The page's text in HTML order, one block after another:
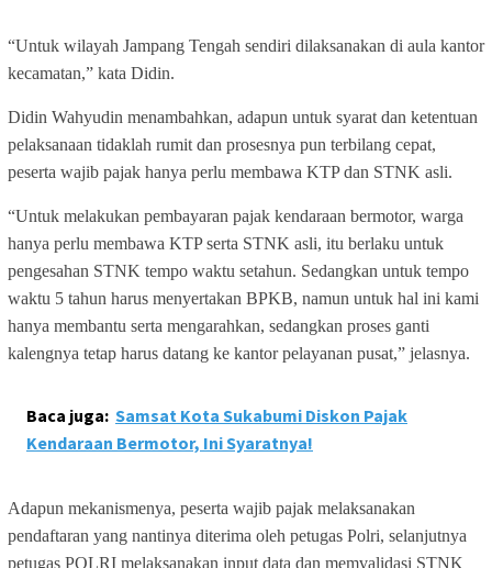
“Untuk wilayah Jampang Tengah sendiri dilaksanakan di aula kantor
kecamatan,” kata Didin.
Didin Wahyudin menambahkan, adapun untuk syarat dan ketentuan
pelaksanaan tidaklah rumit dan prosesnya pun terbilang cepat,
peserta wajib pajak hanya perlu membawa KTP dan STNK asli.
“Untuk melakukan pembayaran pajak kendaraan bermotor, warga
hanya perlu membawa KTP serta STNK asli, itu berlaku untuk
pengesahan STNK tempo waktu setahun. Sedangkan untuk tempo
waktu 5 tahun harus menyertakan BPKB, namun untuk hal ini kami
hanya membantu serta mengarahkan, sedangkan proses ganti
kalengnya tetap harus datang ke kantor pelayanan pusat,” jelasnya.
Baca juga: Samsat Kota Sukabumi Diskon Pajak
Kendaraan Bermotor, Ini Syaratnya!
Adapun mekanismenya, peserta wajib pajak melaksanakan
pendaftaran yang nantinya diterima oleh petugas Polri, selanjutnya
petugas POLRI melaksanakan input data dan memvalidasi STNK